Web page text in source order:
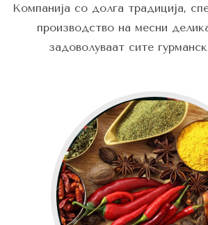
Компанија со долга традиција,
производство на месни
задоволуваат сите